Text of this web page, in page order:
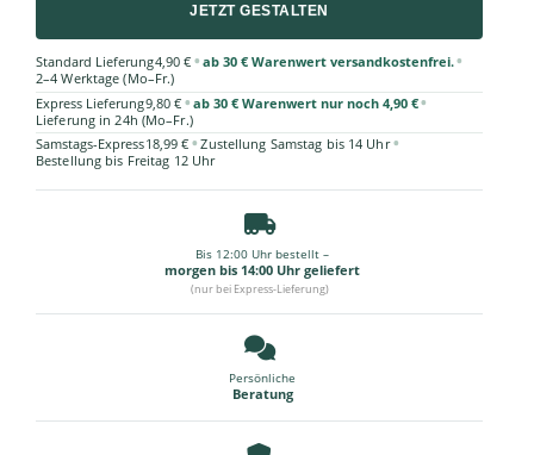
JETZT GESTALTEN
Standard Lieferung4,90 € • ab 30 € Warenwert versandkostenfrei.•
2–4 Werktage (Mo–Fr.)
Express Lieferung9,80 € • ab 30 € Warenwert nur noch 4,90 €•
Lieferung in 24h (Mo–Fr.)
Samstags-Express18,99 € • Zustellung Samstag bis 14 Uhr •
Bestellung bis Freitag 12 Uhr
Bis 12:00 Uhr bestellt –
morgen bis 14:00 Uhr geliefert
(nur bei Express-Lieferung)
Persönliche
Beratung